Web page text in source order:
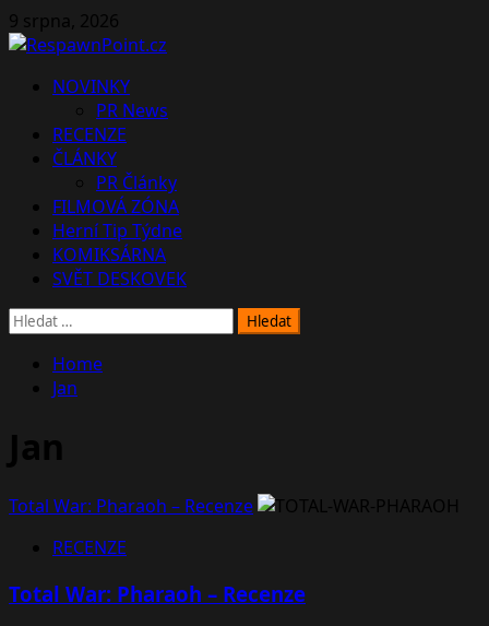
Skip
to
9 srpna, 2026
PrimaryNOVINKY
PR News
RECENZE
ČLÁNKY
PR Články
FILMOVÁ ZÓNA
Herní Tip Týdne
KOMIKSÁRNA
SVĚT DESKOVEK
Vyhledávání
Home
Jan
Jan
Total War: Pharaoh – Recenze
RECENZE
Total War: Pharaoh – Recenze